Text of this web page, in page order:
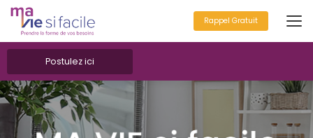
Aller
au
contenu
principal
Postulez ici
Rappel Gratuit